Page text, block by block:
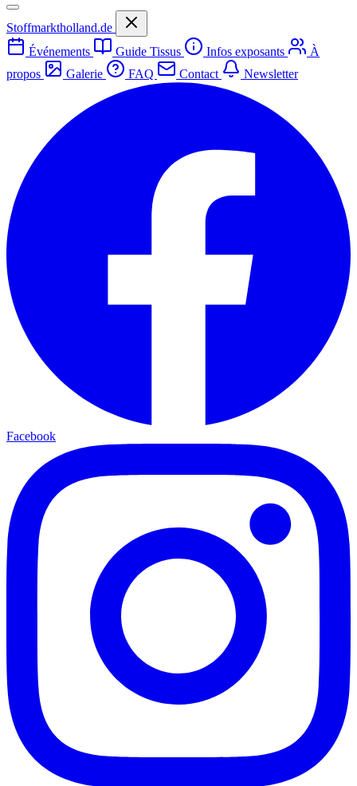
Stoffmarktholland.de
Événements
Guide Tissus Infos exposants
À
propos
Galerie FAQ Contact Newsletter
Facebook